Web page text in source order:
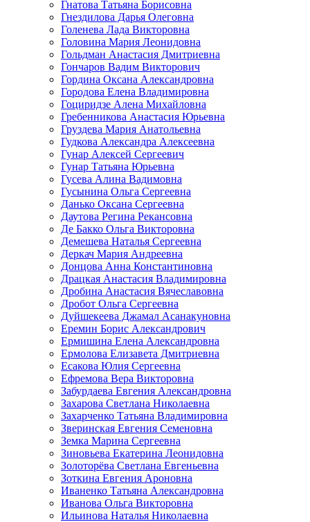
Гнатова Татьяна Борисовна
Гнездилова Дарья Олеговна
Голенева Лада Викторовна
Головина Мария Леонидовна
Гольдман Анастасия Дмитриевна
Гончаров Вадим Викторович
Гордина Оксана Александровна
Городова Елена Владимировна
Гоциридзе Алена Михайловна
Гребенникова Анастасия Юрьевна
Груздева Мария Анатольевна
Гудкова Александра Алексеевна
Гунар Алексей Сергеевич
Гунар Татьяна Юрьевна
Гусева Алина Вадимовна
Гусынина Ольга Сергеевна
Данько Оксана Сергеевна
Даутова Регина Рекансовна
Де Бакко Ольга Викторовна
Демешева Наталья Сергеевна
Деркач Мария Андреевна
Донцова Анна Константиновна
Драцкая Анастасия Владимировна
Дробина Анастасия Вячеславовна
Дробот Ольга Сергеевна
Дуйшекеева Джамал Асанакуновна
Еремин Борис Александрович
Ермишина Елена Александровна
Ермолова Елизавета Дмитриевна
Есакова Юлия Сергеевна
Ефремова Вера Викторовна
Забурдаева Евгения Александровна
Захарова Светлана Николаевна
Захарченко Татьяна Владимировна
Зверинская Евгения Семеновна
Земка Марина Сергеевна
Зиновьева Екатерина Леонидовна
Золоторёва Светлана Евгеньевна
Зоткина Евгения Ароновна
Иваненко Татьяна Александровна
Иванова Ольга Викторовна
Ильинова Наталья Николаевна